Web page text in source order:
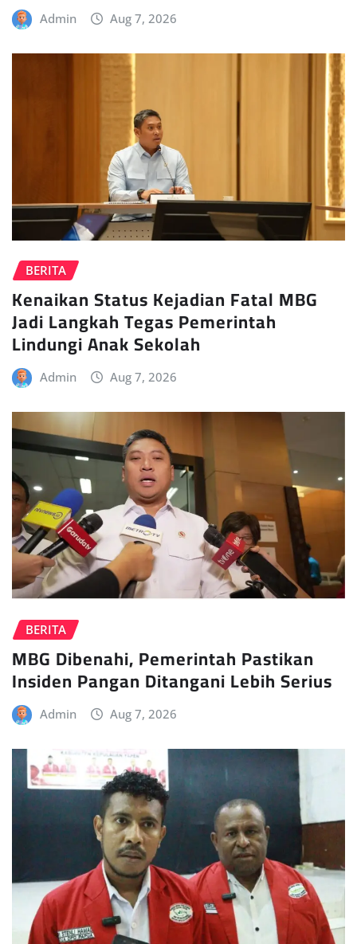
Admin Aug 7, 2026
BERITA
Kenaikan Status Kejadian Fatal MBG
Jadi Langkah Tegas Pemerintah
Lindungi Anak Sekolah
Admin Aug 7, 2026
BERITA
MBG Dibenahi, Pemerintah Pastikan
Insiden Pangan Ditangani Lebih Serius
Admin Aug 7, 2026